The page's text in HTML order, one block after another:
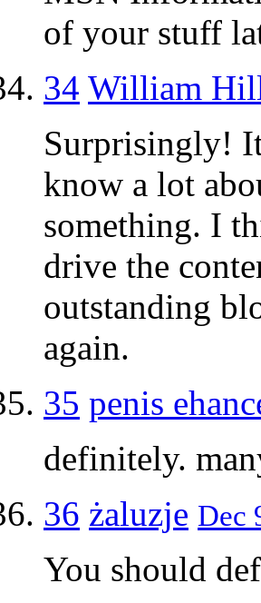
of your stuff
34 William
Surprisingly!
know a lot
something. I
drive the
outstanding
again.
35 penis
definitely.
36 żaluzje Dec
You should